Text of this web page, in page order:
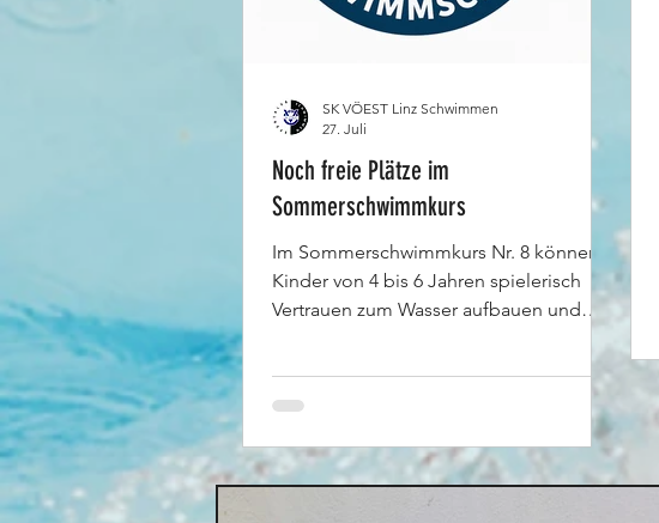
Noch freie Plätze im
Sommerschwimmkurs
Im Sommerschwimmkurs Nr. 8 können
Kinder von 4 bis 6 Jahren spielerisch
Vertrauen zum Wasser aufbauen und
kennenlernen. Der Kurs richtet sich an
Kinder ohne Schwimmvorkenntnisse
Minuten. 📅 17. bis 21. August 2026 🕚
11:00 bis 12:30 Uhr 📍 Erlebnisoase
Schörgenhub 💶 Kursgebühr: 186 Euro –
SK VÖEST Linz Schwimmen
27. Juli